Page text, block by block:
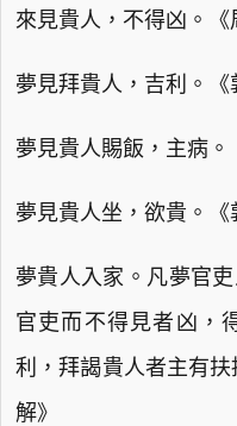
來見貴人，不得凶。《
夢見拜貴人，吉利。《
夢見貴人賜飯，主病。
夢見貴人坐，欲貴。《
夢貴人入家。凡夢官
官吏而不得見者凶，
利，拜謁貴人者主有
解》